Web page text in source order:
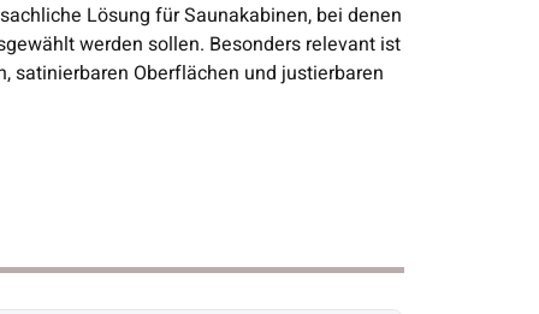
Lösung für Saunakabinen, bei denen
werden sollen. Besonders relevant ist
satinierbaren Oberflächen und justierbaren